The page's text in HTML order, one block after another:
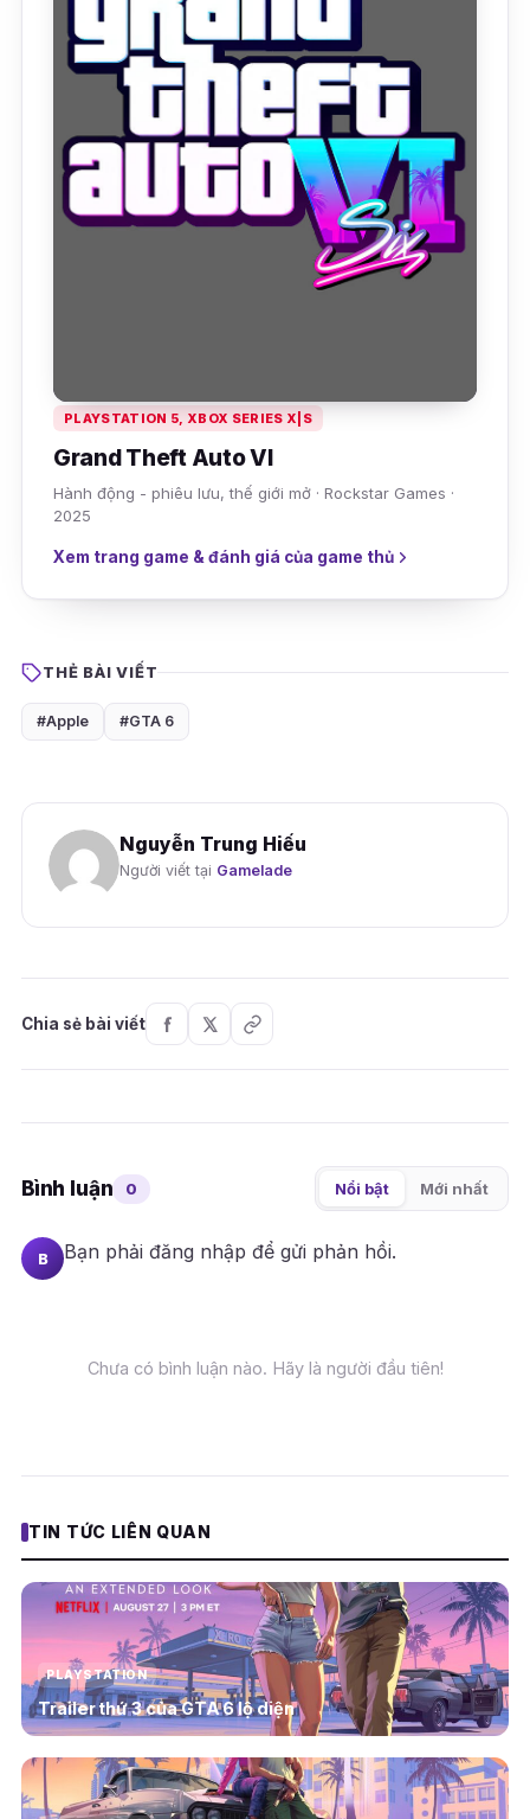
PLAYSTATION 5, XBOX SERIES X|S
Grand Theft Auto VI
Hành động - phiêu lưu, thế giới mở · Rockstar Games ·
2025
Xem trang game & đánh giá của game thủ
THẺ BÀI VIẾT
#Apple #GTA 6
Nguyễn Trung Hiếu
Người viết tại Gamelade
Chia sẻ bài viết
Bình luận 0 Nổi bật Mới nhất
B Bạn phải đăng nhập để gửi phản hồi.
Chưa có bình luận nào. Hãy là người đầu tiên!
TIN TỨC LIÊN QUAN
PLAYSTATION
Trailer thứ 3 của GTA 6 lộ diện